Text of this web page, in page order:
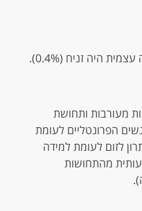
היה זניח (0.4%).
מעורבות ותחושת
הפרונטליים לעומת
לזום לעומת למידה
מהתחושות